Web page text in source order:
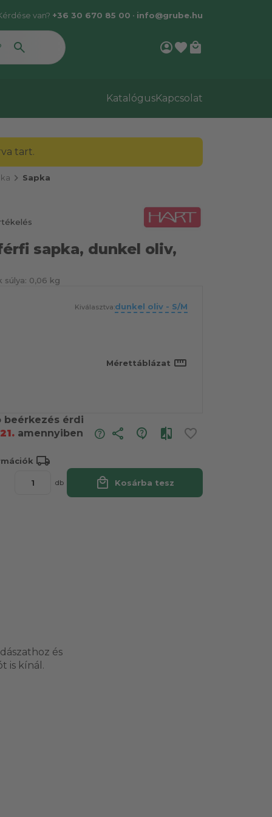
van? +36 30 670 85 00 • info@grube.hu
account_circlefavorite local_mall
KatalógusKapcsolat
tart.
chevron_right Sapka
sapka, dunkel oliv,
súlya: 0,06 kg
Kiválasztva:dunkel oliv - S/M
Mérettáblázat straighten
beérkezés érdi
amennyiben share
local_shipping
db local_mall Kosárba tesz
és
is kínál.